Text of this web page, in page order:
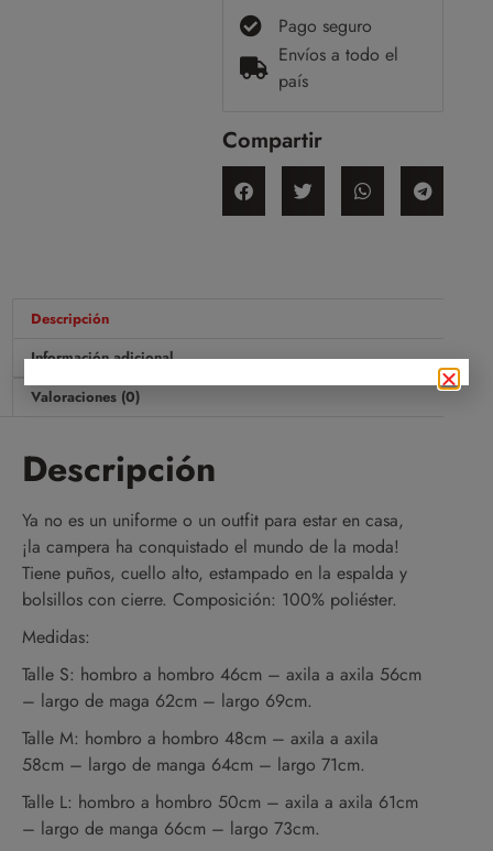
Pago seguro
Envíos a todo el
país
Compartir
Descripción
Información adicional
Valoraciones (0)
Descripción
Ya no es un uniforme o un outfit para estar en casa,
¡la campera ha conquistado el mundo de la moda!
Tiene puños, cuello alto, estampado en la espalda y
bolsillos con cierre. Composición: 100% poliéster.
Medidas:
Talle S: hombro a hombro 46cm – axila a axila 56cm
– largo de maga 62cm – largo 69cm.
Talle M: hombro a hombro 48cm – axila a axila
58cm – largo de manga 64cm – largo 71cm.
Talle L: hombro a hombro 50cm – axila a axila 61cm
– largo de manga 66cm – largo 73cm.